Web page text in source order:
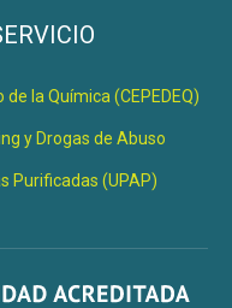
la Química (CEPEDEQ)
y Drogas de Abuso
Purificadas (UPAP)